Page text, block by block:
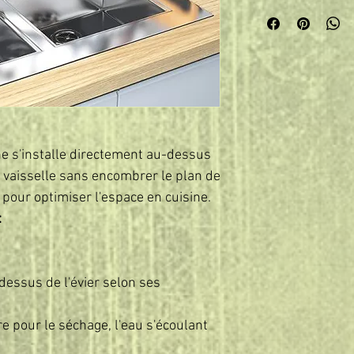
s'installe directement au-dessus
sans encombrer le plan de
optimiser l'espace en cuisine.
de l'évier selon ses
pour le séchage, l'eau s'écoulant